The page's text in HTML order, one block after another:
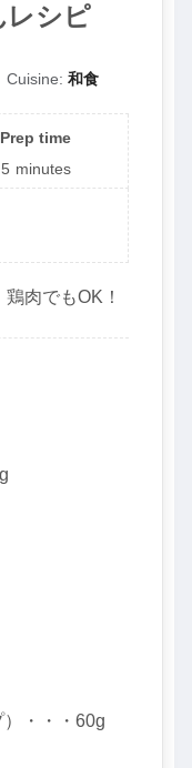
レシピ
Cuisine: 和食
Prep time
5 minutes
肉でもOK！
・・・60g